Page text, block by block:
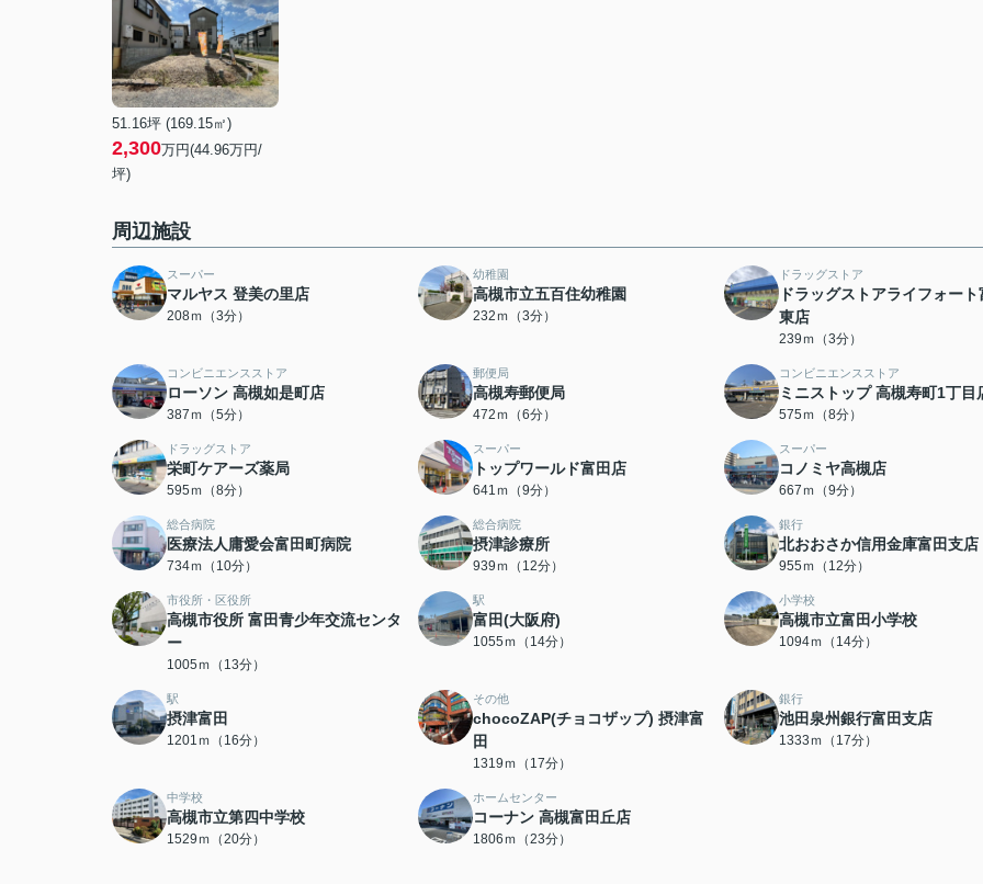
51.16坪 (169.15㎡)
2,300万円(44.96万円/
坪)
周辺施設
スーパー
マルヤス 登美の里店
208ｍ（3分）
幼稚園
高槻市立五百住幼稚園
232ｍ（3分）
ドラッグストア
ドラッグストアライフォート
東店
239ｍ（3分）
コンビニエンスストア
ローソン 高槻如是町店
387ｍ（5分）
郵便局
高槻寿郵便局
472ｍ（6分）
コンビニエンスストア
ミニストップ 高槻寿町1丁目
575ｍ（8分）
ドラッグストア
栄町ケアーズ薬局
595ｍ（8分）
スーパー
トップワールド富田店
641ｍ（9分）
スーパー
コノミヤ高槻店
667ｍ（9分）
総合病院
医療法人庸愛会富田町病院
734ｍ（10分）
総合病院
摂津診療所
939ｍ（12分）
銀行
北おおさか信用金庫富田支店
955ｍ（12分）
市役所・区役所
高槻市役所 富田青少年交流センタ
ー
1005ｍ（13分）
駅
富田(大阪府)
1055ｍ（14分）
小学校
高槻市立富田小学校
1094ｍ（14分）
駅
摂津富田
1201ｍ（16分）
その他
chocoZAP(チョコザップ) 摂津富
田
1319ｍ（17分）
銀行
池田泉州銀行富田支店
1333ｍ（17分）
中学校
高槻市立第四中学校
1529ｍ（20分）
ホームセンター
コーナン 高槻富田丘店
1806ｍ（23分）